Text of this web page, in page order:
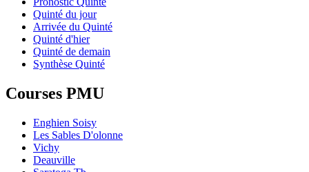
Quinté du jour
Arrivée du Quinté
Quinté d'hier
Quinté de demain
Synthèse Quinté
Courses PMU
Enghien Soisy
Les Sables D'olonne
Vichy
Deauville